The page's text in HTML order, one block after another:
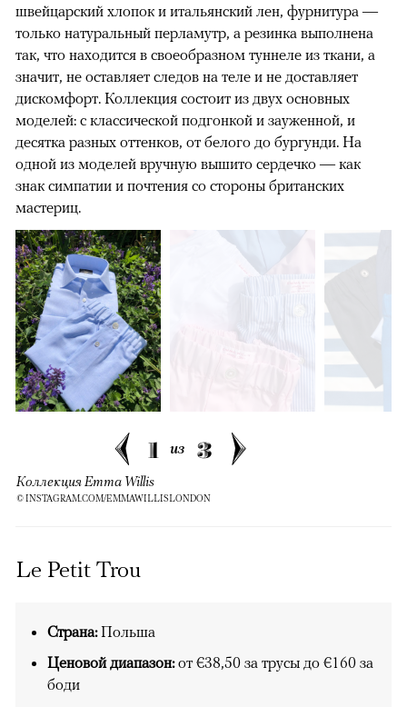
швейцарский хлопок и итальянский лен, фурнитура —
только натуральный перламутр, а резинка выполнена
так, что находится в своеобразном туннеле из ткани, а
значит, не оставляет следов на теле и не доставляет
дискомфорт. Коллекция состоит из двух основных
моделей: с классической подгонкой и зауженной, и
десятка разных оттенков, от белого до бургунди. На
одной из моделей вручную вышито сердечко — как
знак симпатии и почтения со стороны британских
мастериц.
1 из 3
Коллекция Emma Willis
© INSTAGRAM.COM/EMMAWILLISLONDON
Le Petit Trou
Страна:Польша
Ценовой диапазон:от €38,50 за трусы до €160 за
боди